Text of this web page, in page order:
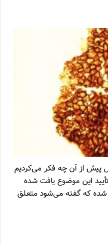
پیش از آن چه فکر می‌کردیم
این موضوع یافت شده
که گفته می‌شود متعلق